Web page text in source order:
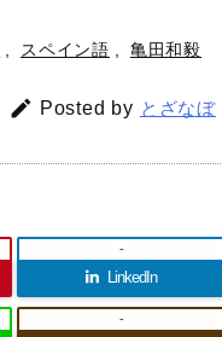
スペイン語 亀田和毅
 Posted by とざなぼ
LinkedIn
-
-